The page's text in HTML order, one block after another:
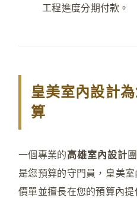
工程進度分期付款。
皇美室內設計
算
一個專業的高雄室內設計
是您預算的守門員 ， 皇美
價單並擅長在您的預算內